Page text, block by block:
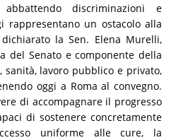
discriminazioni e
rappresentano un ostacolo alla
la Sen. Elena Murelli,
del Senato e componente della
sanità, lavoro pubblico e privato,
oggi a Roma al convegno.
di accompagnare il progresso
di sostenere concretamente
uniforme alle cure, la